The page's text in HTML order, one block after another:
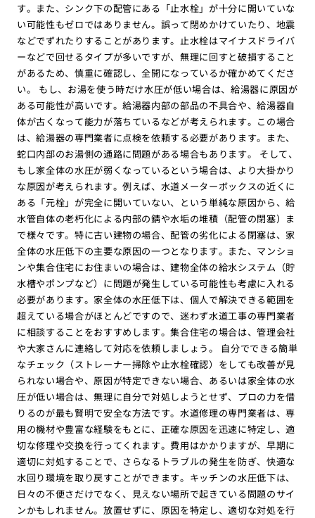
す。また、シンク下の配管にある「止水栓」が十分に開いていな
い可能性もゼロではありません。誤って閉めかけていたり、地震
などでずれたりすることがあります。止水栓はマイナスドライバ
ーなどで回せるタイプが多いですが、無理に回すと破損すること
があるため、慎重に確認し、全開になっているか確かめてくださ
い。 もし、お湯を使う時だけ水圧が低い場合は、給湯器に原因が
ある可能性が高いです。給湯器内部の部品の不具合や、給湯器自
体が古くなって能力が落ちているなどが考えられます。この場合
は、給湯器の専門業者に点検を依頼する必要があります。また、
蛇口内部のお湯側の通路に問題がある場合もあります。 そして、
もし家全体の水圧が弱くなっているという場合は、より大掛かり
な原因が考えられます。例えば、水道メーターボックスの近くに
ある「元栓」が完全に開いていない、という単純な原因から、給
水管自体の老朽化による内部の錆や水垢の堆積（配管の閉塞）ま
で様々です。特に古い建物の場合、配管の劣化による閉塞は、家
全体の水圧低下の主要な原因の一つとなります。また、マンショ
ンや集合住宅にお住まいの場合は、建物全体の給水システム（貯
水槽やポンプなど）に問題が発生している可能性も考慮に入れる
必要があります。家全体の水圧低下は、個人で解決できる範囲を
超えている場合がほとんどですので、迷わず水道工事の専門業者
に相談することをおすすめします。集合住宅の場合は、管理会社
や大家さんに連絡して対応を依頼しましょう。 自分でできる簡単
なチェック（ストレーナー掃除や止水栓確認）をしても改善が見
られない場合や、原因が特定できない場合、あるいは家全体の水
圧が低い場合は、無理に自分で対処しようとせず、プロの力を借
りるのが最も賢明で安全な方法です。水道修理の専門業者は、専
用の機材や豊富な経験をもとに、正確な原因を迅速に特定し、適
切な修理や交換を行ってくれます。費用はかかりますが、早期に
適切に対処することで、さらなるトラブルの発生を防ぎ、快適な
水回り環境を取り戻すことができます。キッチンの水圧低下は、
日々の不便さだけでなく、見えない場所で起きている問題のサイ
ンかもしれません。放置せずに、原因を特定し、適切な対処を行